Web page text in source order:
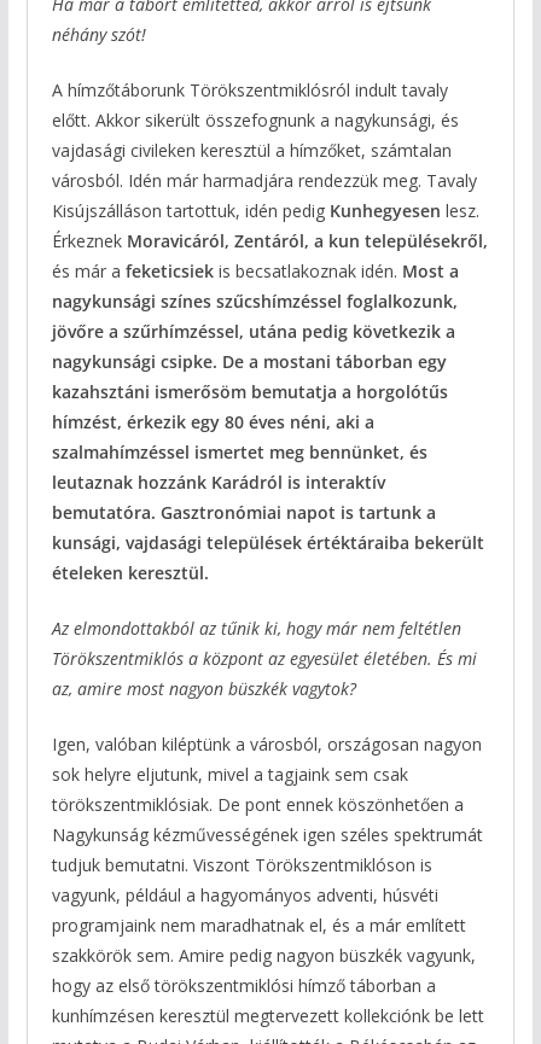
néhány szót!
A hímzőtáborunk Törökszentmiklósról indult tavaly
előtt. Akkor sikerült összefognunk a nagykunsági, és
vajdasági civileken keresztül a hímzőket, számtalan
városból. Idén már harmadjára rendezzük meg. Tavaly
Kisújszálláson tartottuk, idén pedig Kunhegyesen lesz.
Érkeznek Moravicáról, Zentáról, a kun településekről,
és már a feketicsiekis becsatlakoznak idén. Most a
nagykunsági színes szűcshímzéssel foglalkozunk,
jövőre a szűrhímzéssel, utána pedig következik a
nagykunsági csipke. De a mostani táborban egy
kazahsztáni ismerősöm bemutatja a horgolótűs
hímzést, érkezik egy 80 éves néni, aki a
szalmahímzéssel ismertet meg bennünket, és
leutaznak hozzánk Karádról is interaktív
bemutatóra. Gasztronómiai napot is tartunk a
kunsági, vajdasági települések értéktáraiba bekerült
ételeken keresztül.
Az elmondottakból az tűnik ki, hogy már nem feltétlen
Törökszentmiklós a központ az egyesület életében. És mi
az, amire most nagyon büszkék vagytok?
Igen, valóban kiléptünk a városból, országosan nagyon
sok helyre eljutunk, mivel a tagjaink sem csak
törökszentmiklósiak. De pont ennek köszönhetően a
Nagykunság kézművességének igen széles spektrumát
tudjuk bemutatni. Viszont Törökszentmiklóson is
vagyunk, például a hagyományos adventi, húsvéti
programjaink nem maradhatnak el, és a már említett
szakkörök sem. Amire pedig nagyon büszkék vagyunk,
hogy az első törökszentmiklósi hímző táborban a
kunhímzésen keresztül megtervezett kollekciónk be lett